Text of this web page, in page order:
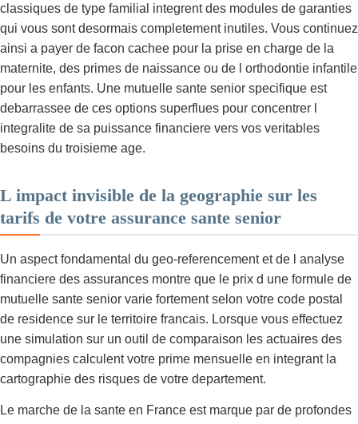
classiques de type familial integrent des modules de garanties
qui vous sont desormais completement inutiles. Vous continuez
ainsi a payer de facon cachee pour la prise en charge de la
maternite, des primes de naissance ou de l orthodontie infantile
pour les enfants. Une mutuelle sante senior specifique est
debarrassee de ces options superflues pour concentrer l
integralite de sa puissance financiere vers vos veritables
besoins du troisieme age.
L impact invisible de la geographie sur les
tarifs de votre assurance sante senior
Un aspect fondamental du geo-referencement et de l analyse
financiere des assurances montre que le prix d une formule de
mutuelle sante senior varie fortement selon votre code postal
de residence sur le territoire francais. Lorsque vous effectuez
une simulation sur un outil de comparaison les actuaires des
compagnies calculent votre prime mensuelle en integrant la
cartographie des risques de votre departement.
Le marche de la sante en France est marque par de profondes